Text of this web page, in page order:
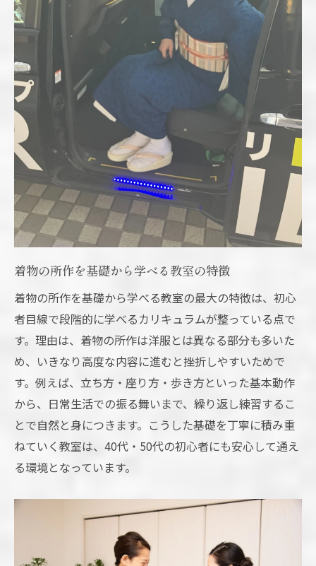
着物所作の美しさを引き出す基本の心構え
所作のコツを着付け教室で身につける手順
手ぶら参加可能な着付け教室の選び方
着物所作も学べる手ぶら教室の見極め方
着物レンタルが充実した教室のメリット
個別対応で所作を基礎から学ぶ安心感
着付け教室選びで重視すべきポイント
着物所作もサポートする教室の特徴とは
初心者におすすめの手ぶら着付け教室体験
東京都新宿区で美しい所作と着付けを体験
新宿区で美しい所作と着付けを体験できる
理由
着物の所作を体験ができる教室の探し方
所作を意識した着付けレッスンの魅力とは
美しい所作を学ぶ楽しみと初心者サポート
実践的な着物所作レッスンの流れとコツ
新宿区の着付け教室で所作を体感する方法
体験レッスンや教室見学の活用方法
体験レッスンや教室見学で第一歩を
安心できる着付け教室の選び方
教室のからくりや追加費用の注意点紹介
初心者必見の安心して通える教室チェック
着物の所作を基礎から学べる教室の特徴
着物の所作を基礎から学べる教室の最大の特徴は、初心
者目線で段階的に学べるカリキュラムが整っている点で
す。理由は、着物の所作は洋服とは異なる部分も多いた
め、いきなり高度な内容に進むと挫折しやすいためで
す。例えば、立ち方・座り方・歩き方といった基本動作
から、日常生活での振る舞いまで、繰り返し練習するこ
とで自然と身につきます。こうした基礎を丁寧に積み重
ねていく教室は、40代・50代の初心者にも安心して通え
る環境となっています。